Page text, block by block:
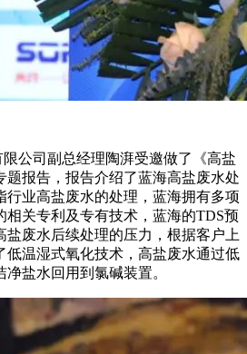
公司副总经理陶湃受邀做了《高盐
题报告，报告介绍了蓝海高盐废水处
行业高盐废水的处理，蓝海拥有多项
相关专利及专有技术，蓝海的TDS预
盐废水后续处理的压力，根据客户上
低温湿式氧化技术，高盐废水通过低
盐水回用到氯碱装置。